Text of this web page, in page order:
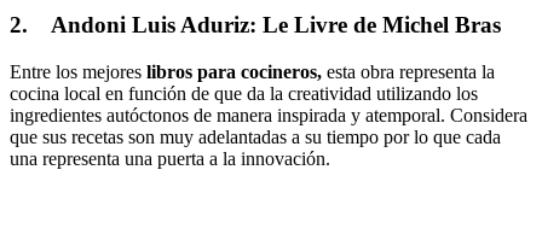
2. Andoni Luis Aduriz: Le Livre de Michel Bras
Entre los mejores libros para cocineros, esta obra representa la
cocina local en función de que da la creatividad utilizando los
ingredientes autóctonos de manera inspirada y atemporal. Considera
que sus recetas son muy adelantadas a su tiempo por lo que cada
una representa una puerta a la innovación.